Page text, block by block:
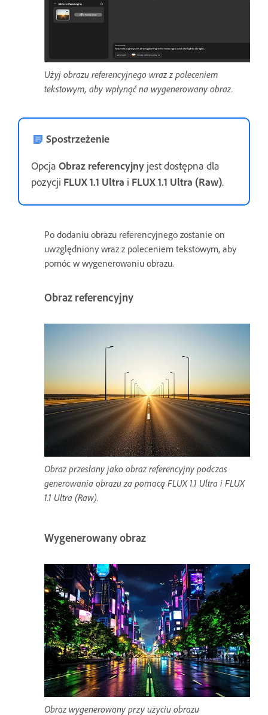
Użyj obrazu referencyjnego wraz z poleceniem
tekstowym, aby wpłynąć na wygenerowany obraz.
Spostrzeżenie
Opcja Obraz referencyjny jest dostępna dla
pozycji FLUX 1.1 Ultra i FLUX 1.1 Ultra (Raw).
Po dodaniu obrazu referencyjnego zostanie on
uwzględniony wraz z poleceniem tekstowym, aby
pomóc w wygenerowaniu obrazu.
Obraz referencyjny
Obraz przesłany jako obraz referencyjny podczas
generowania obrazu za pomocą FLUX 1.1 Ultra i FLUX
1.1 Ultra (Raw).
Wygenerowany obraz
Obraz wygenerowany przy użyciu obrazu